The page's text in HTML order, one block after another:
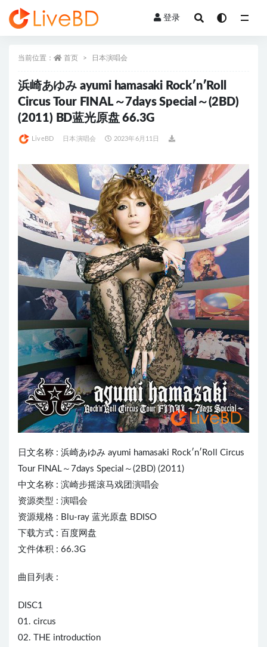
登录
当前位置： 首页 日本演唱会
浜崎あゆみ ayumi hamasaki Rock′n′Roll
Circus Tour FINAL～7days Special～(2BD)
(2011) BD蓝光原盘 66.3G
LiveBD 日本演唱会 2023年6月11日
日文名称 : 浜崎あゆみ ayumi hamasaki Rock′n′Roll Circus
Tour FINAL～7days Special～(2BD) (2011)
中文名称 : 滨崎步摇滚马戏团演唱会
资源类型 : 演唱会
资源规格 : Blu-ray 蓝光原盘 BDISO
下载方式 : 百度网盘
文件体积 : 66.3G
曲目列表 :
DISC1
01. circus
02. THE introduction